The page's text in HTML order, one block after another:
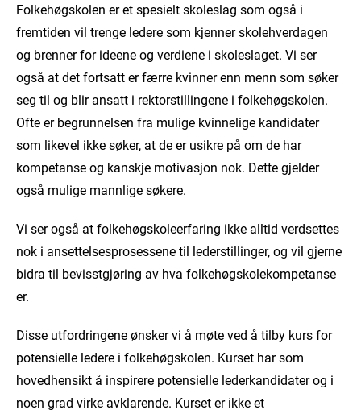
Folkehøgskolen er et spesielt skoleslag som også i
fremtiden vil trenge ledere som kjenner skolehverdagen
og brenner for ideene og verdiene i skoleslaget. Vi ser
også at det fortsatt er færre kvinner enn menn som søker
seg til og blir ansatt i rektorstillingene i folkehøgskolen.
Ofte er begrunnelsen fra mulige kvinnelige kandidater
som likevel ikke søker, at de er usikre på om de har
kompetanse og kanskje motivasjon nok. Dette gjelder
også mulige mannlige søkere.
Vi ser også at folkehøgskoleerfaring ikke alltid verdsettes
nok i ansettelsesprosessene til lederstillinger, og vil gjerne
bidra til bevisstgjøring av hva folkehøgskolekompetanse
er.
Disse utfordringene ønsker vi å møte ved å tilby kurs for
potensielle ledere i folkehøgskolen. Kurset har som
hovedhensikt å inspirere potensielle lederkandidater og i
noen grad virke avklarende. Kurset er ikke et